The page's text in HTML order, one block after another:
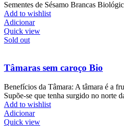
Sementes de Sésamo Brancas
Add to wishlist
Adicionar
Quick view
Sold out
Tâmaras sem caroço Bio
Benefícios da Tâmara: A tâmara é a
Supõe-se que tenha surgido no norte
Add to wishlist
Adicionar
Quick view